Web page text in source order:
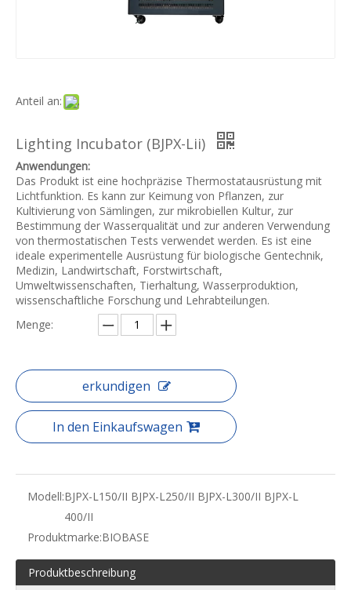
Anteil an:
Lighting Incubator (BJPX-Lii)
Anwendungen:
Das Produkt ist eine hochpräzise Thermostatausrüstung mit
Lichtfunktion. Es kann zur Keimung von Pflanzen, zur
Kultivierung von Sämlingen, zur mikrobiellen Kultur, zur
Bestimmung der Wasserqualität und zur anderen Verwendung
von thermostatischen Tests verwendet werden. Es ist eine
ideale experimentelle Ausrüstung für biologische Gentechnik,
Medizin, Landwirtschaft, Forstwirtschaft,
Umweltwissenschaften, Tierhaltung, Wasserproduktion,
wissenschaftliche Forschung und Lehrabteilungen.
Menge:
erkundigen
In den Einkaufswagen
Modell:BJPX-L150/II BJPX-L250/II BJPX-L300/II BJPX-L
400/II
Produktmarke:BIOBASE
Produktbeschreibung